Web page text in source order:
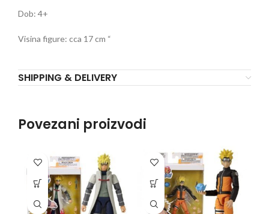
Dob: 4+
Visina figure: cca 17 cm “
SHIPPING & DELIVERY
Povezani proizvodi